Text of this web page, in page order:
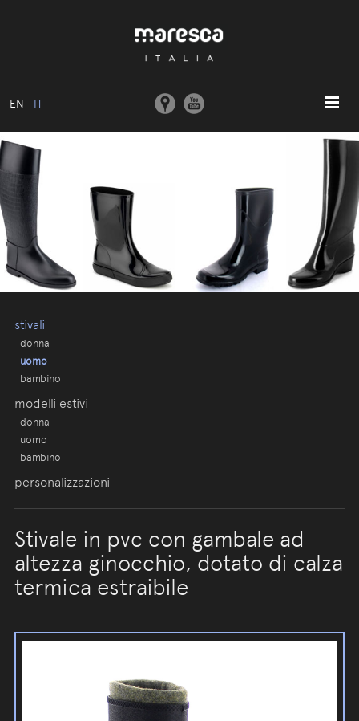
EN IT
STAMPI E MACCHINARI
COMUNICAZIONE
stivali
donna
uomo
bambino
modelli estivi
donna
uomo
bambino
personalizzazioni
Stivale in pvc con gambale ad
altezza ginocchio, dotato di calza
termica estraibile